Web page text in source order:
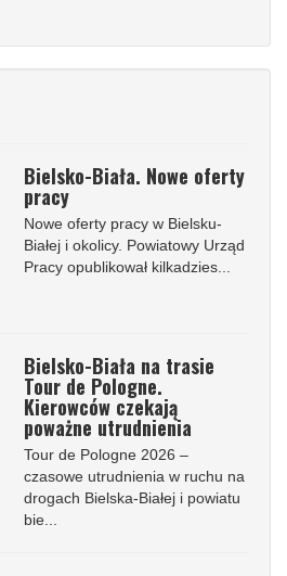
Bielsko-Biała. Nowe oferty
pracy
Nowe oferty pracy w Bielsku-
Białej i okolicy. Powiatowy Urząd
Pracy opublikował kilkadzies...
Bielsko-Biała na trasie
Tour de Pologne.
Kierowców czekają
poważne utrudnienia
Tour de Pologne 2026 –
czasowe utrudnienia w ruchu na
drogach Bielska-Białej i powiatu
bie...